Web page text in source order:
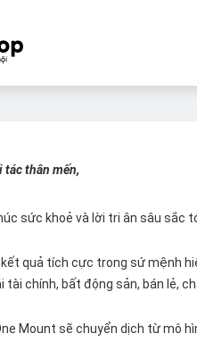
tác thân mến,
sức khoẻ và lời tri ân sâu
quả tích cực trong sứ mệnh
chính, bất động sản, bán lẻ,
Mount sẽ chuyển dịch từ mô